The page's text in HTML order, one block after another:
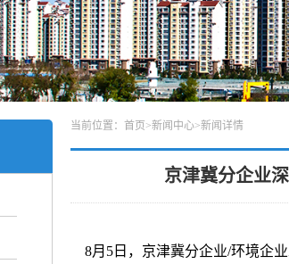
当前位置： 首页 >新闻中心>新闻详情
京津冀分企业
8月5日，京津冀分企业/环境企业